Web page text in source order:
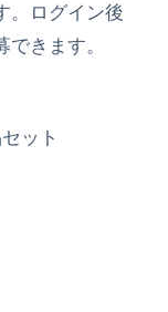
。ログイン後
きます。
ット